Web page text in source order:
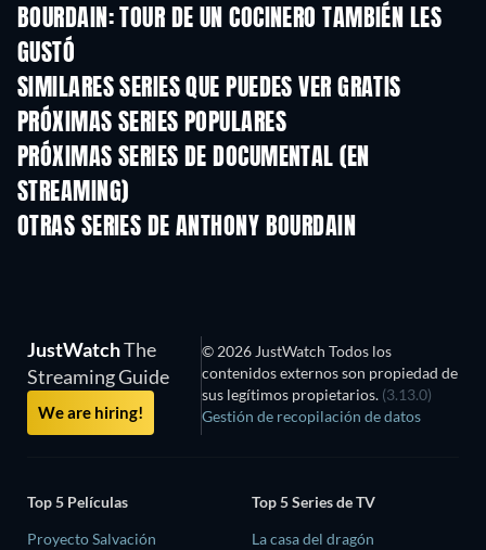
BOURDAIN: TOUR DE UN COCINERO TAMBIÉN LES
GUSTÓ
SIMILARES SERIES QUE PUEDES VER GRATIS
TV TV
PRÓXIMAS SERIES POPULARES
TV
PRÓXIMAS SERIES DE DOCUMENTAL (EN
STREAMING)
Temporada 12
OTRAS SERIES DE ANTHONY BOURDAIN
TV
JustWatchThe
Streaming Guide
We are hiring!
© 2026 JustWatch Todos los
contenidos externos son propiedad de
sus legítimos propietarios. (3.13.0)
Gestión de recopilación de datos
Top 5 Películas
Proyecto Salvación
Top 5 Series de TV
La casa del dragón